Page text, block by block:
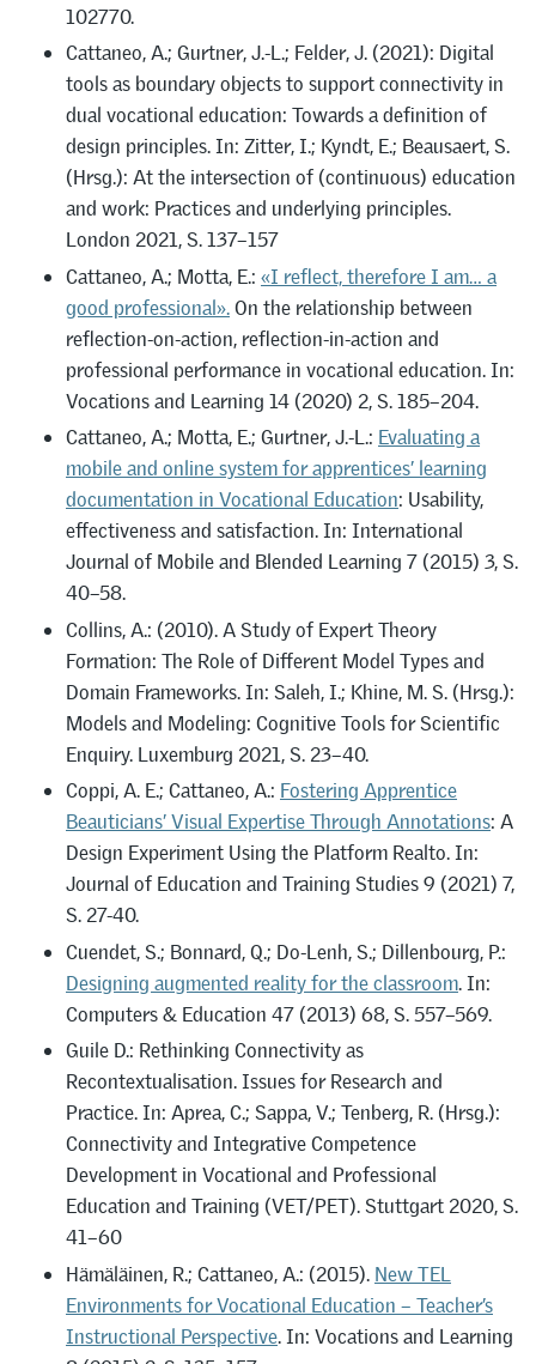
102770.
Cattaneo, A.; Gurtner, J.-L.; Felder, J. (2021): Digital
tools as boundary objects to support connectivity in
dual vocational education: Towards a definition of
design principles. In: Zitter, I.; Kyndt, E.; Beausaert, S.
(Hrsg.): At the intersection of (continuous) education
and work: Practices and underlying principles.
London 2021, S. 137–157
Cattaneo, A.; Motta, E.: «I reflect, therefore I am… a
good professional».On the relationship between
reflection-on-action, reflection-in-action and
professional performance in vocational education. In:
Vocations and Learning 14 (2020) 2, S. 185–204.
Cattaneo, A.; Motta, E.; Gurtner, J.-L.: Evaluating a
mobile and online system for apprentices’ learning
documentation in Vocational Education: Usability,
effectiveness and satisfaction. In: International
Journal of Mobile and Blended Learning 7 (2015) 3, S.
40–58.
Collins, A.: (2010). A Study of Expert Theory
Formation: The Role of Different Model Types and
Domain Frameworks. In: Saleh, I.; Khine, M. S. (Hrsg.):
Models and Modeling: Cognitive Tools for Scientific
Enquiry. Luxemburg 2021, S. 23–40.
Coppi, A. E.; Cattaneo, A.: Fostering Apprentice
Beauticians’ Visual Expertise Through Annotations: A
Design Experiment Using the Platform Realto. In:
Journal of Education and Training Studies 9 (2021) 7,
S. 27-40.
Cuendet, S.; Bonnard, Q.; Do-Lenh, S.; Dillenbourg, P.:
Designing augmented reality for the classroom. In:
Computers & Education 47 (2013) 68, S. 557–569.
Guile D.: Rethinking Connectivity as
Recontextualisation. Issues for Research and
Practice. In: Aprea, C.; Sappa, V.; Tenberg, R. (Hrsg.):
Connectivity and Integrative Competence
Development in Vocational and Professional
Education and Training (VET/PET). Stuttgart 2020, S.
41–60
Hämäläinen, R.; Cattaneo, A.: (2015). New TEL
Environments for Vocational Education – Teacher’s
Instructional Perspective. In: Vocations and Learning